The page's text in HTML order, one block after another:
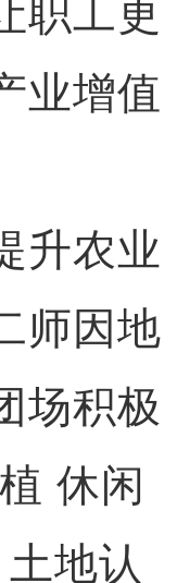
职工更
业增值
农业
师因地
场积极
休闲
地认